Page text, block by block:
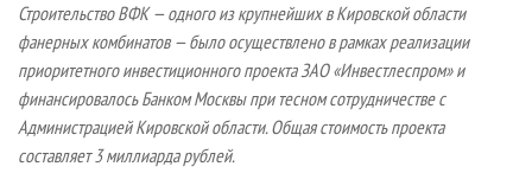
Строительство ВФК — одного из крупнейших в Кировской области
фанерных комбинатов — было осуществлено в рамках реализации
приоритетного инвестиционного проекта ЗАО «Инвестлеспром» и
финансировалось Банком Москвы при тесном сотрудничестве с
Администрацией Кировской области. Общая стоимость проекта
составляет 3 миллиарда рублей.